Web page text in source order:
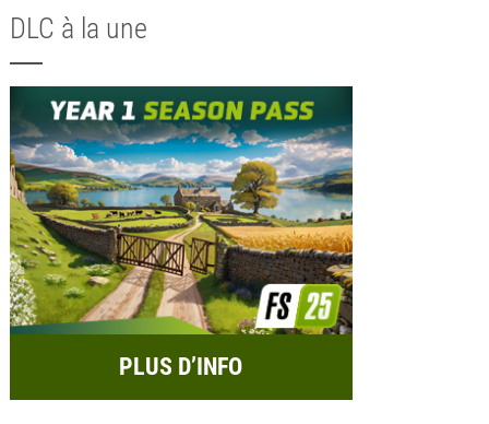
DLC à la une
PLUS D’INFO